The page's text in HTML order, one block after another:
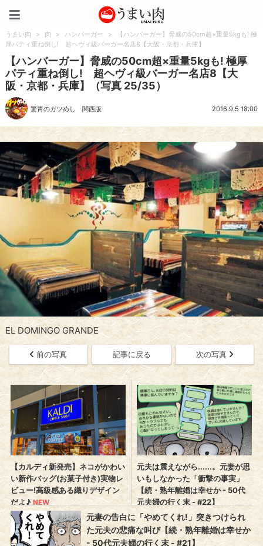
うまい肉 > 肉 > ハンバーガー >
【ハンバーガー】脅威の50cm超×重量5kgも! 極
厚パティ重ね倒し! 超ヘヴィ級バーガー名店8【大阪・京都・兵庫】
【ハンバーガー】脅威の50cm超×重量5kgも! 極厚
パティ重ね倒し! 超ヘヴィ級バーガー名店8【大
阪・京都・兵庫】（写真 25/35）
驚胃のガツめし 関西版 2016.9.5 18:00
EL DOMINGO GRANDE
前の写真 記事に戻る 次の写真